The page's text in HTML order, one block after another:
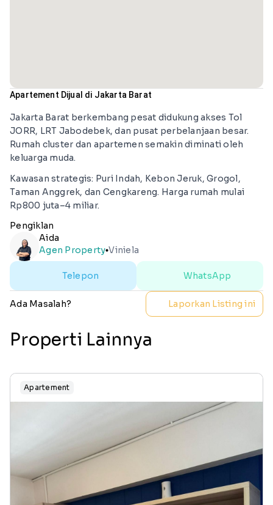
Apartement Dijual di Jakarta Barat
Jakarta Barat berkembang pesat didukung akses Tol
JORR, LRT Jabodebek, dan pusat perbelanjaan besar.
Rumah cluster dan apartemen semakin diminati oleh
keluarga muda.
Kawasan strategis: Puri Indah, Kebon Jeruk, Grogol,
Taman Anggrek, dan Cengkareng. Harga rumah mulai
Rp800 juta–4 miliar.
Pengiklan
Aida
Agen PropertylensViniela
Telepon WhatsApp
Ada Masalah? Laporkan Listing ini
Properti Lainnya
Apartement